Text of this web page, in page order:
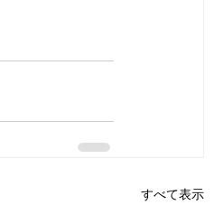
すべて表示